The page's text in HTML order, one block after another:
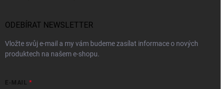
ODEBÍRAT NEWSLETTER
Vložte svůj e-mail a my vám budeme zasílat informace o nových
produktech na našem e-shopu.
E-MAIL